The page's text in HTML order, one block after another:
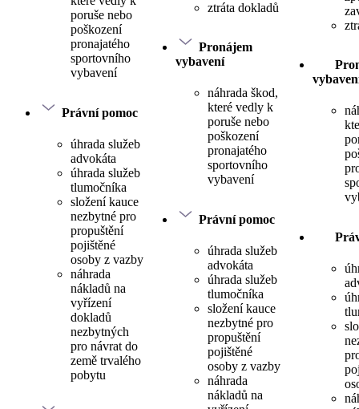
poruše nebo
poškození
pronajatého
sportovního
vybavení
Právní pomoc
úhrada služeb
advokáta
úhrada služeb
tlumočníka
složení kauce
nezbytné pro
propuštění
pojištěné
osoby z vazby
náhrada
nákladů na
vyřízení
dokladů
nezbytných
pro návrat do
země trvalého
pobytu
ztráta dokladů
Pronájem
vybavení
náhrada škod,
které vedly k
poruše nebo
poškození
pronajatého
sportovního
vybavení
Právní pomoc
úhrada služeb
advokáta
úhrada služeb
tlumočníka
složení kauce
nezbytné pro
propuštění
pojištěné
osoby z vazby
náhrada
nákladů na